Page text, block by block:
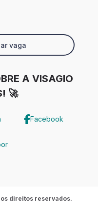
vaga
A VISAGIO
🚀
Facebook
direitos reservados.